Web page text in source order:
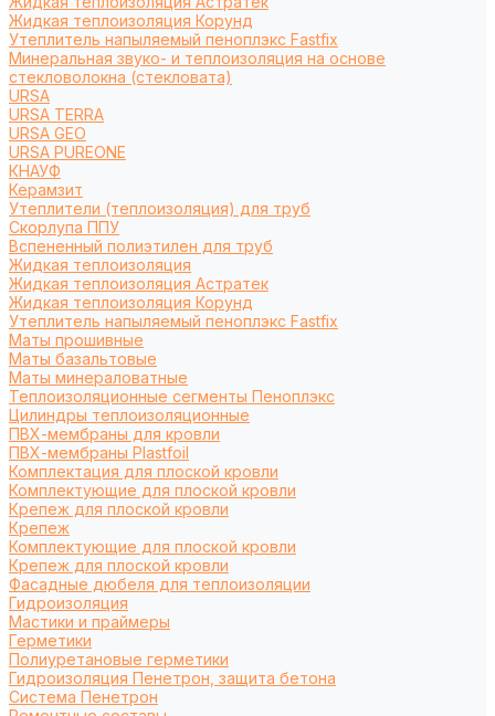
Жидкая теплоизоляция Корунд
Утеплитель напыляемый пеноплэкс Fastfix
Минеральная звуко- и теплоизоляция на основе
стекловолокна (стекловата)
URSA
URSA TERRA
URSA GEO
URSA PUREONE
КНАУФ
Керамзит
Утеплители (теплоизоляция) для труб
Cкорлупа ППУ
Вспененный полиэтилен для труб
Жидкая теплоизоляция
Жидкая теплоизоляция Астратек
Жидкая теплоизоляция Корунд
Утеплитель напыляемый пеноплэкс Fastfix
Маты прошивные
Маты базальтовые
Маты минераловатные
Теплоизоляционные сегменты Пеноплэкс
Цилиндры теплоизоляционные
ПВХ-мембраны для кровли
ПВХ-мембраны Plastfoil
Комплектация для плоской кровли
Комплектующие для плоской кровли
Крепеж для плоской кровли
Крепеж
Комплектующие для плоской кровли
Крепеж для плоской кровли
Фасадные дюбеля для теплоизоляции
Гидроизоляция
Мастики и праймеры
Герметики
Полиуретановые герметики
Гидроизоляция Пенетрон, защита бетона
Система Пенетрон